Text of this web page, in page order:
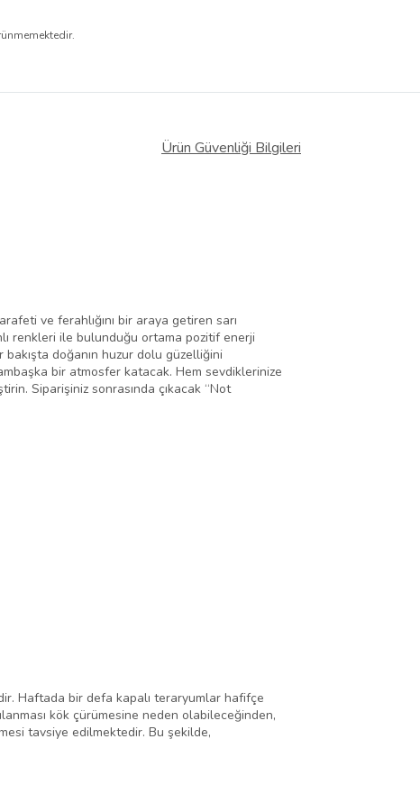
Ürün Güvenliği Bilgileri
ve ferahlığını bir araya getiren sarı
renkleri ile bulunduğu ortama pozitif enerji
doğanın huzur dolu güzelliğini
bir atmosfer katacak. Hem sevdiklerinize
Siparişiniz sonrasında çıkacak “Not
Haftada bir defa kapalı teraryumlar hafifçe
kök çürümesine neden olabileceğinden,
tavsiye edilmektedir. Bu şekilde,